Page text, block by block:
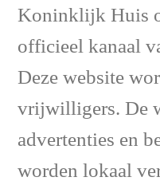
Koninklijk Huis
officieel kanaal
Deze website
vrijwilligers. De
advertenties en
worden lokaal